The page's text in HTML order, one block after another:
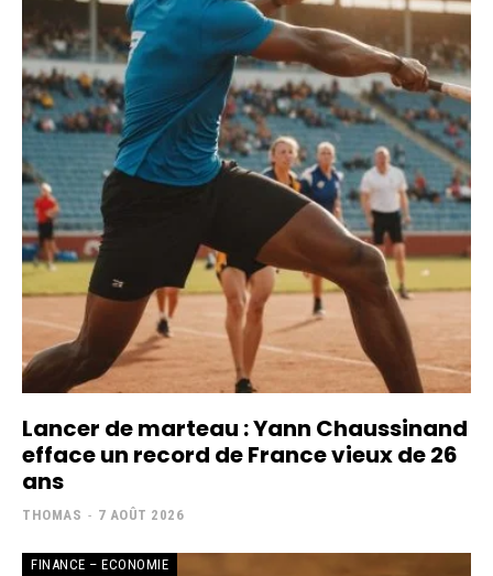
Lancer de marteau : Yann Chaussinand
efface un record de France vieux de 26
ans
THOMAS - 7 AOÛT 2026
FINANCE – ECONOMIE